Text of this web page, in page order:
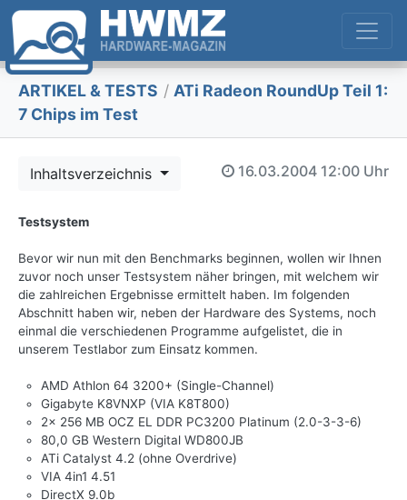
ARTIKEL & TESTS / ATi Radeon RoundUp Teil 1:
7 Chips im Test
Inhaltsverzeichnis 16.03.2004 12:00 Uhr
Testsystem
Bevor wir nun mit den Benchmarks beginnen, wollen wir Ihnen
zuvor noch unser Testsystem näher bringen, mit welchem wir
die zahlreichen Ergebnisse ermittelt haben. Im folgenden
Abschnitt haben wir, neben der Hardware des Systems, noch
einmal die verschiedenen Programme aufgelistet, die in
unserem Testlabor zum Einsatz kommen.
AMD Athlon 64 3200+ (Single-Channel)
Gigabyte K8VNXP (VIA K8T800)
2x 256 MB OCZ EL DDR PC3200 Platinum (2.0-3-3-6)
80,0 GB Western Digital WD800JB
ATi Catalyst 4.2 (ohne Overdrive)
VIA 4in1 4.51
DirectX 9.0b